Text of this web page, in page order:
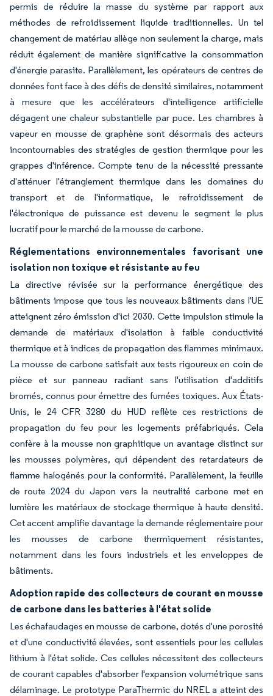
permis de réduire la masse du système par rapport aux
méthodes de refroidissement liquide traditionnelles. Un tel
changement de matériau allège non seulement la charge, mais
réduit également de manière significative la consommation
d'énergie parasite. Parallèlement, les opérateurs de centres de
données font face à des défis de densité similaires, notamment
à mesure que les accélérateurs d'intelligence artificielle
dégagent une chaleur substantielle par puce. Les chambres à
vapeur en mousse de graphène sont désormais des acteurs
incontournables des stratégies de gestion thermique pour les
grappes d'inférence. Compte tenu de la nécessité pressante
d'atténuer l'étranglement thermique dans les domaines du
transport et de l'informatique, le refroidissement de
l'électronique de puissance est devenu le segment le plus
lucratif pour le marché de la mousse de carbone.
Réglementations environnementales favorisant une
isolation non toxique et résistante au feu
La directive révisée sur la performance énergétique des
bâtiments impose que tous les nouveaux bâtiments dans l'UE
atteignent zéro émission d'ici 2030. Cette impulsion stimule la
demande de matériaux d'isolation à faible conductivité
thermique et à indices de propagation des flammes minimaux.
La mousse de carbone satisfait aux tests rigoureux en coin de
pièce et sur panneau radiant sans l'utilisation d'additifs
bromés, connus pour émettre des fumées toxiques. Aux États-
Unis, le 24 CFR 3280 du HUD reflète ces restrictions de
propagation du feu pour les logements préfabriqués. Cela
confère à la mousse non graphitique un avantage distinct sur
les mousses polymères, qui dépendent des retardateurs de
flamme halogénés pour la conformité. Parallèlement, la feuille
de route 2024 du Japon vers la neutralité carbone met en
lumière les matériaux de stockage thermique à haute densité.
Cet accent amplifie davantage la demande réglementaire pour
les mousses de carbone thermiquement résistantes,
notamment dans les fours industriels et les enveloppes de
bâtiments.
Adoption rapide des collecteurs de courant en mousse
de carbone dans les batteries à l'état solide
Les échafaudages en mousse de carbone, dotés d'une porosité
et d'une conductivité élevées, sont essentiels pour les cellules
lithium à l'état solide. Ces cellules nécessitent des collecteurs
de courant capables d'absorber l'expansion volumétrique sans
délaminage. Le prototype ParaThermic du NREL a atteint des